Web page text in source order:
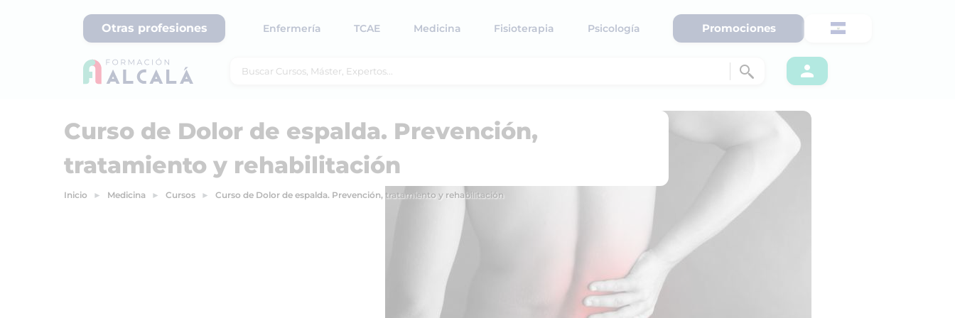
Otras profesiones Enfermería TCAE Medicina Fisioterapia Psicología Promociones
Curso de Dolor de espalda. Prevención,
tratamiento y rehabilitación
Inicio Medicina Cursos Curso de Dolor de espalda. Prevención, tratamiento y rehabilitación